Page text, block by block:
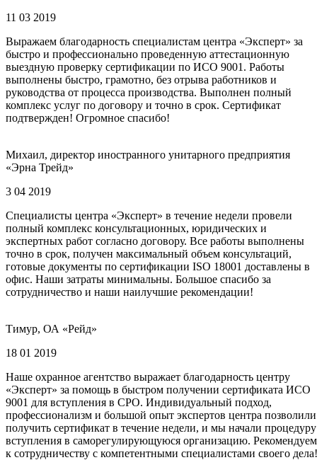
11 03 2019
Выражаем благодарность специалистам центра «Эксперт» за
быстро и профессионально проведенную аттестационную
выездную проверку сертификации по ИСО 9001. Работы
выполнены быстро, грамотно, без отрыва работников и
руководства от процесса производства. Выполнен полный
комплекс услуг по договору и точно в срок. Сертификат
подтвержден! Огромное спасибо!
Михаил, директор иностранного унитарного предприятия
«Эрна Трейд»
3 04 2019
Специалисты центра «Эксперт» в течение недели провели
полный комплекс консультационных, юридических и
экспертных работ согласно договору. Все работы выполнены
точно в срок, получен максимальный объем консультаций,
готовые документы по сертификации ISO 18001 доставлены в
офис. Наши затраты минимальны. Большое спасибо за
сотрудничество и наши наилучшие рекомендации!
Тимур, ОА «Рейд»
18 01 2019
Наше охранное агентство выражает благодарность центру
«Эксперт» за помощь в быстром получении сертификата ИСО
9001 для вступления в СРО. Индивидуальный подход,
профессионализм и большой опыт экспертов центра позволили
получить сертификат в течение недели, и мы начали процедуру
вступления в саморегулирующуюся организацию. Рекомендуем
к сотрудничеству с компетентными специалистами своего дела!